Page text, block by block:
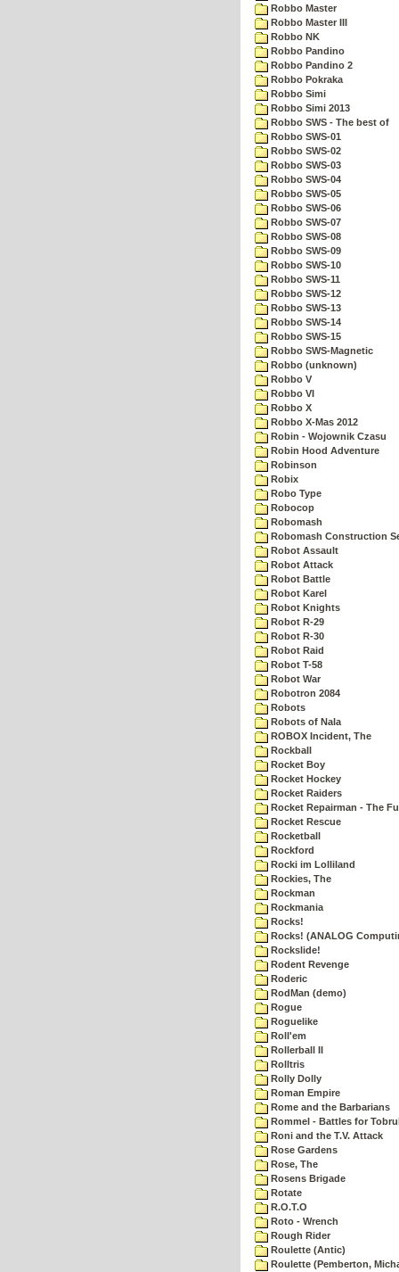
Robbo Master
Robbo Master III
Robbo NK
Robbo Pandino
Robbo Pandino 2
Robbo Pokraka
Robbo Simi
Robbo Simi 2013
Robbo SWS - The best of
Robbo SWS-01
Robbo SWS-02
Robbo SWS-03
Robbo SWS-04
Robbo SWS-05
Robbo SWS-06
Robbo SWS-07
Robbo SWS-08
Robbo SWS-09
Robbo SWS-10
Robbo SWS-11
Robbo SWS-12
Robbo SWS-13
Robbo SWS-14
Robbo SWS-15
Robbo SWS-Magnetic
Robbo (unknown)
Robbo V
Robbo VI
Robbo X
Robbo X-Mas 2012
Robin - Wojownik Czasu
Robin Hood Adventure
Robinson
Robix
Robo Type
Robocop
Robomash
Robomash Construction
Robot Assault
Robot Attack
Robot Battle
Robot Karel
Robot Knights
Robot R-29
Robot R-30
Robot Raid
Robot T-58
Robot War
Robotron 2084
Robots
Robots of Nala
ROBOX Incident, The
Rockball
Rocket Boy
Rocket Hockey
Rocket Raiders
Rocket Repairman - The
Rocket Rescue
Rocketball
Rockford
Rocki im Lolliland
Rockies, The
Rockman
Rockmania
Rocks!
Rocks! (ANALOG
Rockslide!
Rodent Revenge
Roderic
RodMan (demo)
Rogue
Roguelike
Roll'em
Rollerball II
Rolltris
Rolly Dolly
Roman Empire
Rome and the Barbarians
Rommel - Battles for
Roni and the T.V. Attack
Rose Gardens
Rose, The
Rosens Brigade
Rotate
R.O.T.O
Roto - Wrench
Rough Rider
Roulette (Antic)
Roulette (Pemberton,